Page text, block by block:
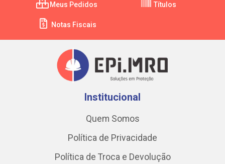
Meus Pedidos Títulos
Notas Fiscais
Institucional
Quem Somos
Política de Privacidade
Política de Troca e Devolução